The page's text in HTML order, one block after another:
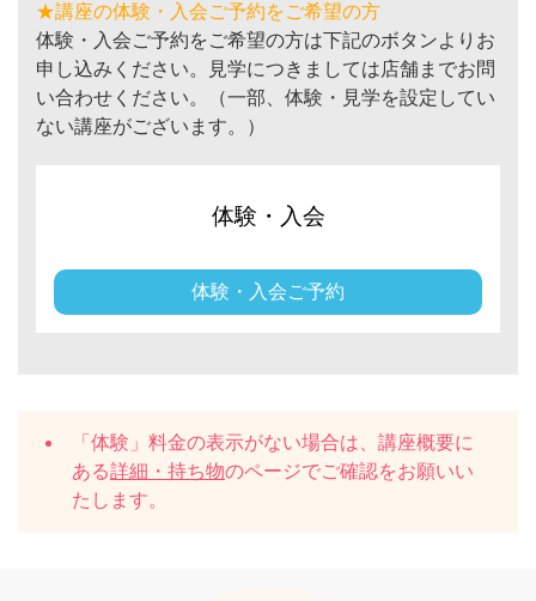
★講座の体験・入会ご予約をご希望の方
体験・入会ご予約をご希望の方は下記のボタンよりお
申し込みください。見学につきましては店舗までお問
い合わせください。（一部、体験・見学を設定してい
ない講座がございます。）
体験・入会
体験・入会ご予約
「体験」料金の表示がない場合は、講座概要に
ある詳細・持ち物のページでご確認をお願いい
たします。